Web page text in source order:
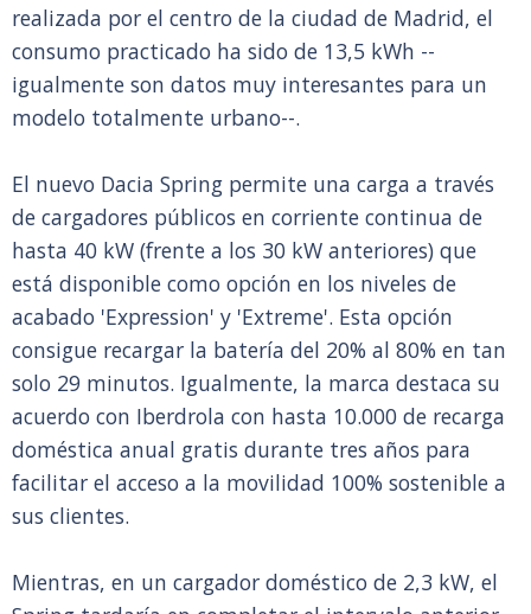
realizada por el centro de la ciudad de Madrid, el
consumo practicado ha sido de 13,5 kWh --
igualmente son datos muy interesantes para un
modelo totalmente urbano--.
El nuevo Dacia Spring permite una carga a través
de cargadores públicos en corriente continua de
hasta 40 kW (frente a los 30 kW anteriores) que
está disponible como opción en los niveles de
acabado 'Expression' y 'Extreme'. Esta opción
consigue recargar la batería del 20% al 80% en tan
solo 29 minutos. Igualmente, la marca destaca su
acuerdo con Iberdrola con hasta 10.000 de recarga
doméstica anual gratis durante tres años para
facilitar el acceso a la movilidad 100% sostenible a
sus clientes.
Mientras, en un cargador doméstico de 2,3 kW, el